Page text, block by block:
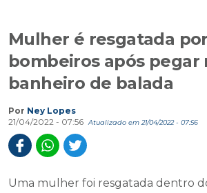
Mulher é resgatada por
bombeiros após pegar
banheiro de balada
Por Ney Lopes
21/04/2022 - 07:56
Atualizado em 21/04/2022 - 07:56
Uma mulher foi resgatada dentro